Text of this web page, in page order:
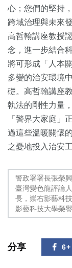
心；您們的堅持
跨域治理與未來
高哲翰講座教授
念，進一步結合
將可形成「人本
多變的治安環境
礎。高哲翰講座
執法的剛性力量
「警界大家庭」
過這些溫暖關懷
之憂地投入治安工
警政署署長張榮
臺灣變色龍評論
長，崇右影藝科
影藝科技大學榮
分享 6+